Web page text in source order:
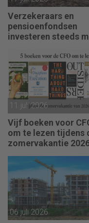
Verzekeraars en
pensioenfondsen
investeren steeds
11 juli 2026
Vijf boeken voor
om te lezen tijdens
zomervakantie
06 juli 2026